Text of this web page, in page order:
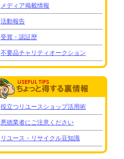
メディア掲載情報
活動報告
受賞・認証歴
不要品チャリティオークション
役立つリユースショップ活用術
悪徳業者にご注意ください
リユース・リサイクル豆知識